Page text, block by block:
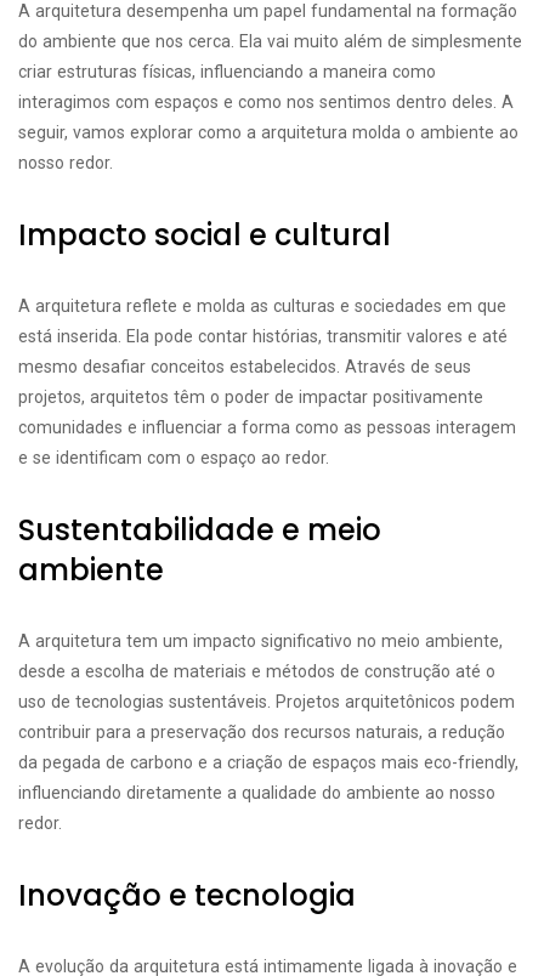
A arquitetura desempenha um papel fundamental na formação
do ambiente que nos cerca. Ela vai muito além de simplesmente
criar estruturas físicas, influenciando a maneira como
interagimos com espaços e como nos sentimos dentro deles. A
seguir, vamos explorar como a arquitetura molda o ambiente ao
nosso redor.
Impacto social e cultural
A arquitetura reflete e molda as culturas e sociedades em que
está inserida. Ela pode contar histórias, transmitir valores e até
mesmo desafiar conceitos estabelecidos. Através de seus
projetos, arquitetos têm o poder de impactar positivamente
comunidades e influenciar a forma como as pessoas interagem
e se identificam com o espaço ao redor.
Sustentabilidade e meio
ambiente
A arquitetura tem um impacto significativo no meio ambiente,
desde a escolha de materiais e métodos de construção até o
uso de tecnologias sustentáveis. Projetos arquitetônicos podem
contribuir para a preservação dos recursos naturais, a redução
da pegada de carbono e a criação de espaços mais eco-friendly,
influenciando diretamente a qualidade do ambiente ao nosso
redor.
Inovação e tecnologia
A evolução da arquitetura está intimamente ligada à inovação e